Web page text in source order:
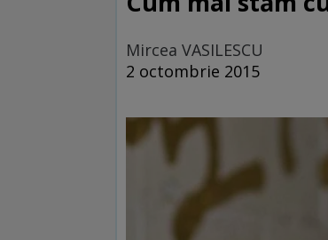
Mircea VASILESCU
2 octombrie 2015